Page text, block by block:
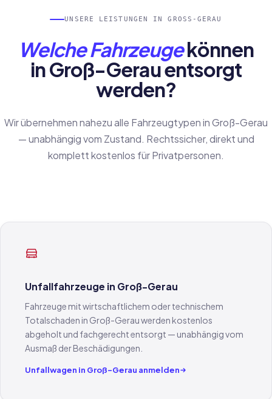
UNSERE LEISTUNGEN IN GROSS-GERAU
Welche Fahrzeugekönnen
in Groß-Gerau entsorgt
werden?
Wir übernehmen nahezu alle Fahrzeugtypen in Groß-Gerau
— unabhängig vom Zustand. Rechtssicher, direkt und
komplett kostenlos für Privatpersonen.
Unfallfahrzeuge in Groß-Gerau
Fahrzeuge mit wirtschaftlichem oder technischem
Totalschaden in Groß-Gerau werden kostenlos
abgeholt und fachgerecht entsorgt — unabhängig vom
Ausmaß der Beschädigungen.
Unfallwagen in Groß-Gerau anmelden